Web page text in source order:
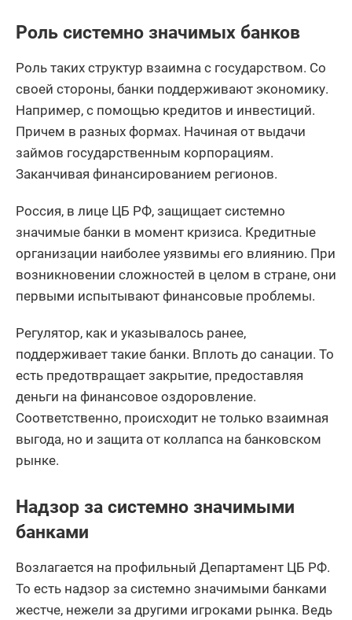
Роль системно значимых банков
Роль таких структур взаимна с государством. Со
своей стороны, банки поддерживают экономику.
Например, с помощью кредитов и инвестиций.
Причем в разных формах. Начиная от выдачи
займов государственным корпорациям.
Заканчивая финансированием регионов.
Россия, в лице ЦБ РФ, защищает системно
значимые банки в момент кризиса. Кредитные
организации наиболее уязвимы его влиянию. При
возникновении сложностей в целом в стране, они
первыми испытывают финансовые проблемы.
Регулятор, как и указывалось ранее,
поддерживает такие банки. Вплоть до санации. То
есть предотвращает закрытие, предоставляя
деньги на финансовое оздоровление.
Соответственно, происходит не только взаимная
выгода, но и защита от коллапса на банковском
рынке.
Надзор за системно значимыми
банками
Возлагается на профильный Департамент ЦБ РФ.
То есть надзор за системно значимыми банками
жестче, нежели за другими игроками рынка. Ведь